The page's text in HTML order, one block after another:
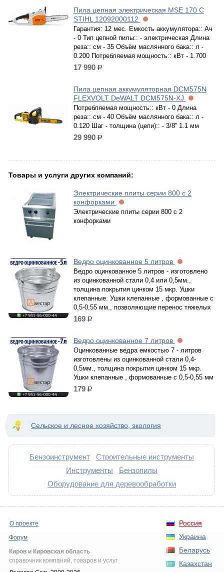
Пила цепная электрическая MSE 170 С
STIHL 12092000112
Гарантия: 12 мес. Емкость аккумулятора:: Ач
- 0 Тип цепной пилы:: - электрическая Длина
реза:: см - 35 Объём маслянного бака:: л -
0.200 Потребляемая мощность:: кВт - 1.700
17 990 р.
Пила цепная аккумуляторная DCM575N
FLEXVOLT DeWALT DCM575N-XJ
Потребляемая мощность:: кВт - 0 Длина
реза:: см - 40 Объём маслянного бака:: л -
0.120 Шаг - толщина (цепи):: - 3/8'' 1.1 мм
29 990 р.
Товары и услуги других компаний:
Электрические плиты серии 800 с 2
конфорками
Электрические плиты серии 800 с 2
конфорками
Ведро оцинкованное 5 литров
Ведро оцинкованное 5 литров - изготовлено
из оцинкованной стали 0,4 или 0,5мм.,
толщина покрытия цинком 15 мкр. Ушки
клепанные. Ушки клепанные , формованные с
0,5-0,55 мм., позволяющие перенос тяжелых
169 р.
Ведро оцинкованное 7 литров
Оцинкованные ведра емкостью 7 - литров
изготовлены из оцинкованной стали 0,4-
0,5мм., толщина покрытия цинком 15 мкр.
Ушки клепанные , формованные с 0,5-0,55 мм
179 р.
Сельское и лесное хозяйство, экология
Бензоинструмент
Строительные инструменты
Инструменты
Бензопилы
Оборудование для деревообработки
Россия
Украина
Беларусь
Казахстан
О проекте
Форум
Киров и Кировская область
справочник компаний, товаров и услуг